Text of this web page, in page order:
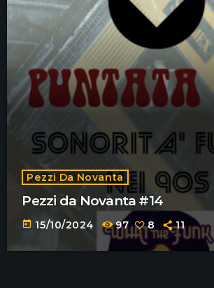
Pezzi Da Novanta
Pezzi da Novanta #14
today 15/10/2024 97 8 11